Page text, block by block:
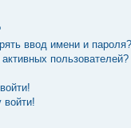
ввод имени и пароля?
пользователей?
войти!